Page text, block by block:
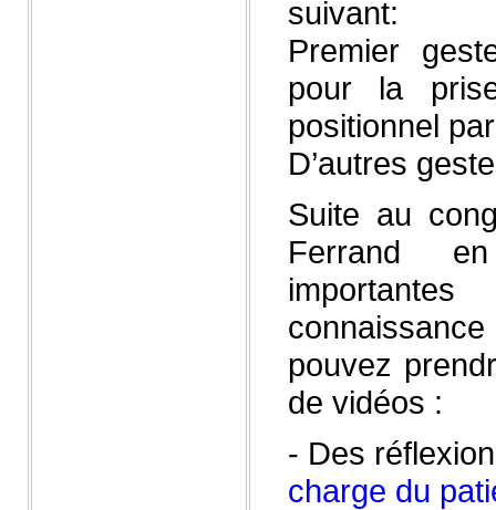
suivant:
Premier
pour la
positionnel
D’autres
Suite au
Ferrand
pouvez
de vidéos :
- Des
charge du